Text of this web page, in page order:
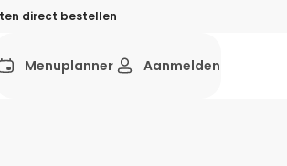
direct bestellen
Menuplanner Aanmelden